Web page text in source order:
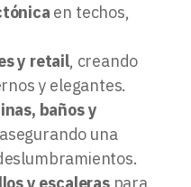
en techos,
y retail, creando
y elegantes.
baños y
una
y escaleraspara